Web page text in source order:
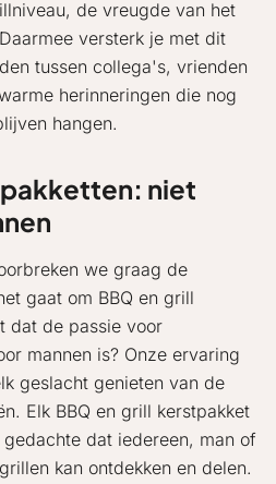
de vreugde van het
versterk je met dit
tussen collega's, vrienden
herinneringen die nog
hangen.
niet
we graag de
gaat om BBQ en grill
dat de passie voor
mannen is? Onze ervaring
geslacht genieten van de
Elk BBQ en grill kerstpakket
dat iedereen, man of
kan ontdekken en delen.